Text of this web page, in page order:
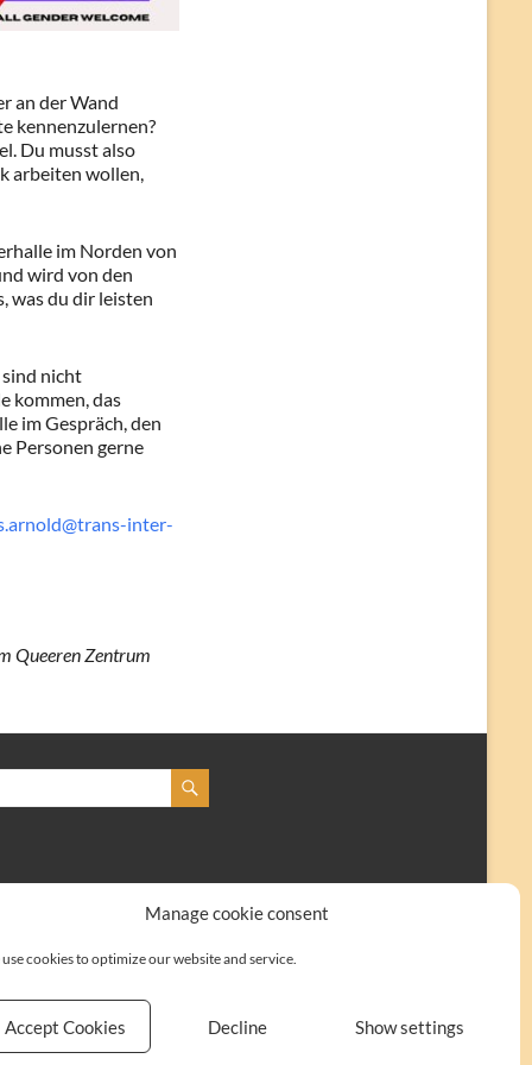
Manage cookie consent
cookies to optimize our website and service.
Accept Cookies Decline Show settings
an der Wand
kennenzulernen?
Du musst also
arbeiten wollen,
im Norden von
wird von den
was du dir leisten
nicht
kommen, das
im Gespräch, den
Personen gerne
inter-
Queeren Zentrum
Cookie-Richtlinie (EU)